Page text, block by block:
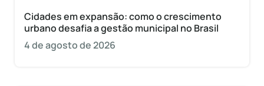
Cidades em expansão: como o crescimento
urbano desafia a gestão municipal no Brasil
4 de agosto de 2026